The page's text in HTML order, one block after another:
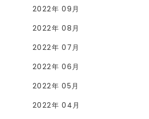
2022年 09月
2022年 08月
2022年 07月
2022年 06月
2022年 05月
2022年 04月